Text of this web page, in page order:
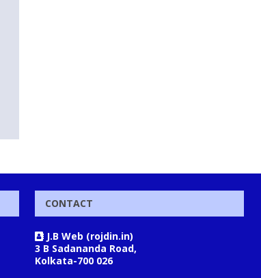
CONTACT
J.B Web (rojdin.in)
3 B Sadananda Road,
Kolkata-700 026